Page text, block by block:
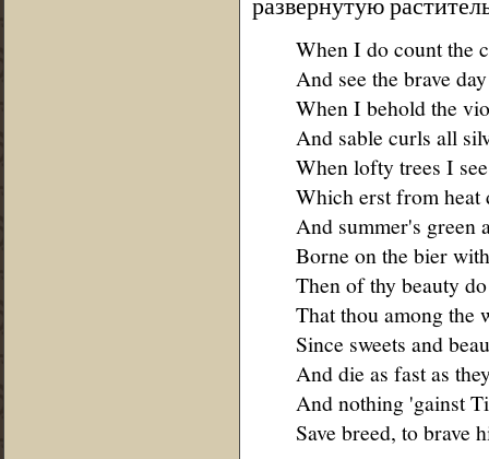
When I do count the
And see the brave
When I behold the
And sable curls all
When lofty trees I
Which erst from heat
And summer's green
Borne on the bier
Then of thy beauty
That thou among the
Since sweets and
And die as fast as
And nothing 'gainst
Save breed, to brave